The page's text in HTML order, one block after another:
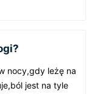
nocy,gdy leżę na
jest na tyle